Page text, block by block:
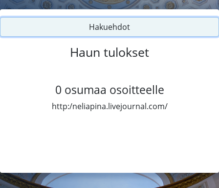
Hakuehdot
Haun tulokset
0 osumaa osoitteelle
http:/neliapina.livejournal.com/